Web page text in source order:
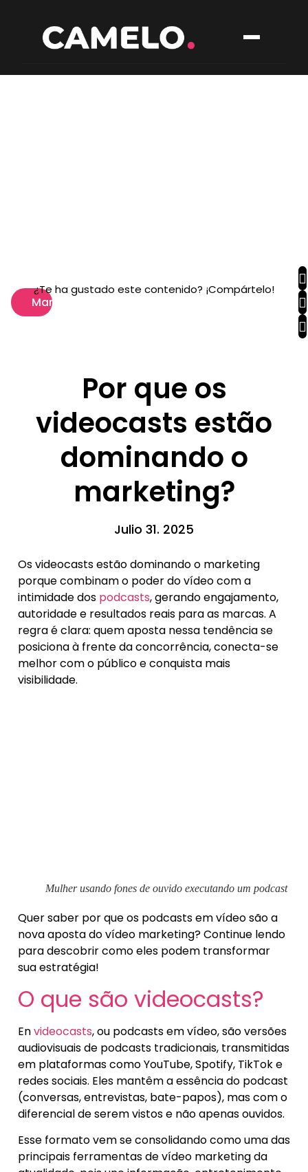
Marketing
¿Te ha gustado este contenido? ¡Compártelo!
Por que os
videocasts estão
dominando o
marketing?
Julio 31. 2025
Os videocasts estão dominando o marketing
porque combinam o poder do vídeo com a
intimidade dos podcasts, gerando engajamento,
autoridade e resultados reais para as marcas. A
regra é clara: quem aposta nessa tendência se
posiciona à frente da concorrência, conecta-se
melhor com o público e conquista mais
visibilidade.
Mulher usando fones de ouvido executando um podcast
Quer saber por que os podcasts em vídeo são a
nova aposta do vídeo marketing? Continue lendo
para descobrir como eles podem transformar
sua estratégia!
O que são videocasts?
Envideocasts, ou podcasts em vídeo, são versões
audiovisuais de podcasts tradicionais, transmitidas
em plataformas como YouTube, Spotify, TikTok e
redes sociais. Eles mantêm a essência do podcast
(conversas, entrevistas, bate-papos), mas com o
diferencial de serem vistos e não apenas ouvidos.
Esse formato vem se consolidando como uma das
principais ferramentas de vídeo marketing da